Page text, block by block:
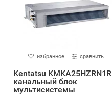
избранное сравнить
Kentatsu KMKA25HZRN1R
канальный блок
мультисистемы